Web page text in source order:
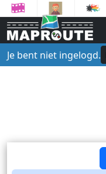
Je bent niet ingelogd.